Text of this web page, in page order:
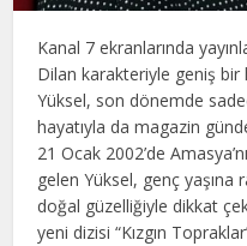
Kanal 7 ekranlarında
Dilan karakteriyle geniş
Yüksel, son dönemde
hayatıyla da magazin
21 Ocak 2002’de
gelen Yüksel, genç yaşına
doğal güzelliğiyle dikkat
yeni dizisi “Kızgın